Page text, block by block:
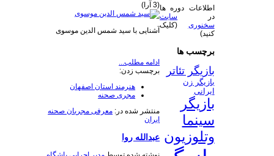
(3 آرا)
آشنایی با سید شمس الدین موسوی
ادامه مطلب...
برچسب زدن:
هنرمند استان اصفهان
مجری صحنه
منتشر شده در: معرفی مجریان صحنه
ایران
عبدالله روا
اطلاعات دوره ها
در سایت
سخنوری (کلیک
کنید)
برچسب ها
بازیگر تئاتر
بازیگر زن
ایرانی
بازیگر
سینما
وتلوزیون